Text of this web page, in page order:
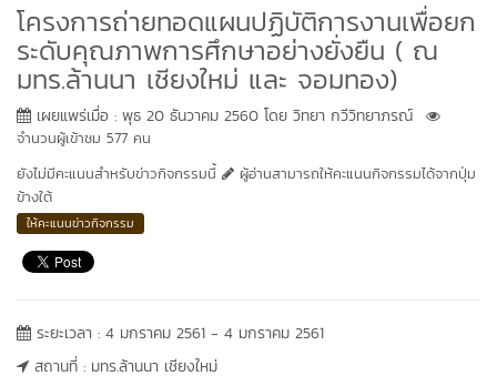
โครงการถ่ายทอดแผนปฏิบัติการงานเพื่อยก
ระดับคุณภาพการศึกษาอย่างยั่งยืน ( ณ
มทร.ล้านนา เชียงใหม่ และ จอมทอง)
เผยแพร่เมื่อ : พุธ 20 ธันวาคม 2560 โดย วิทยา กวีวิทยาภรณ์
จำนวนผู้เข้าชม 577 คน
ยังไม่มีคะแนนสำหรับข่าวกิจกรรมนี้
ผู้อ่านสามารถให้คะแนนกิจกรรมได้จากปุ่ม
ข้างใต้
ให้คะแนนข่าวกิจกรรม
ระยะเวลา : 4 มกราคม 2561 - 4 มกราคม 2561
สถานที่ : มทร.ล้านนา เชียงใหม่